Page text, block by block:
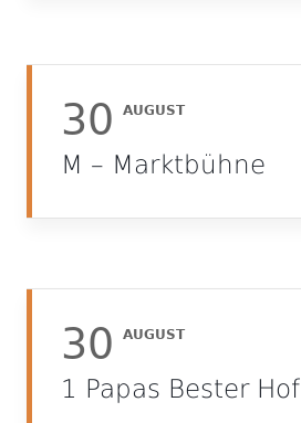
30 AUGUST
M – Marktbühne
30 AUGUST
1 Papas Bester Hof